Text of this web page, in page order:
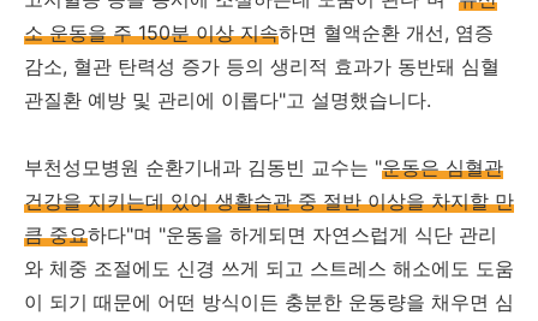
소 운동을 주 150분 이상 지속하면 혈액순환 개선, 염증
감소, 혈관 탄력성 증가 등의 생리적 효과가 동반돼 심혈
관질환 예방 및 관리에 이롭다"고 설명했습니다.
부천성모병원 순환기내과 김동빈 교수는 "운동은 심혈관
건강을 지키는데 있어 생활습관 중 절반 이상을 차지할 만
큼 중요하다"며 "운동을 하게되면 자연스럽게 식단 관리
와 체중 조절에도 신경 쓰게 되고 스트레스 해소에도 도움
이 되기 때문에 어떤 방식이든 충분한 운동량을 채우면 심